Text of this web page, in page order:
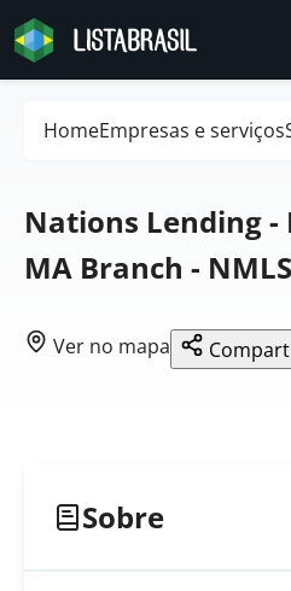
HomeEmpresas e serviços
Nations Lending
MA Branch -
Ver no mapa
Sobre